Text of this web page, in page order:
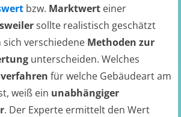
bzw. Marktwert einer
sollte realistisch geschätzt
sich verschiedene Methoden zur
unterscheiden. Welches
für welche Gebäudeart am
weiß ein unabhängiger
. Der Experte ermittelt den Wert